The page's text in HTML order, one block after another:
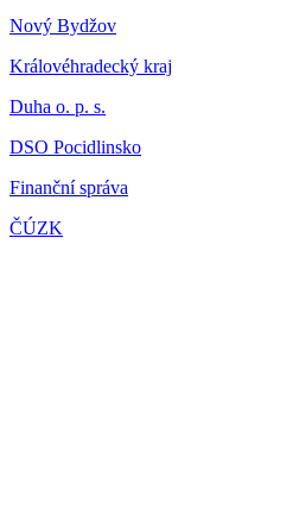
Nový Bydžov
Královéhradecký kraj
Duha o. p. s.
DSO Pocidlinsko
Finanční správa
ČÚZK